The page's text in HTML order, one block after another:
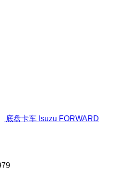
底盘卡车 Isuzu FORWARD